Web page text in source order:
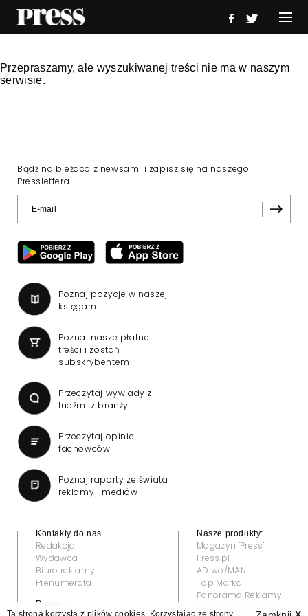
Przepraszamy, ale wyszukiwanej treści nie ma w naszym
serwisie.
Bądź na bieżaco z newsami i zapisz się na naszego
Presslettera
Poznaj pozycje w naszej
księgarni
Poznaj nasze płatne
treści i zostań
subskrybentem
Przeczytaj wywiady z
ludźmi z branży
Przeczytaj opinie
fachowców
Poznaj raporty ze świata
reklamy i mediów
Kontakty do nas
Redakcja
Wydawca
Biuro reklamy
Prenumerata
Prawne:
Nasze produkty:
Magazyn "Press"
Press.pl
AD wo/MAN
Top Marka
Panorama Reklamy
Ta strona korzysta z plików cookies. Korzystając ze strony